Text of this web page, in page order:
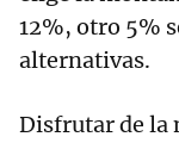
12%, otro 5%
alternativas.
Disfrutar de la